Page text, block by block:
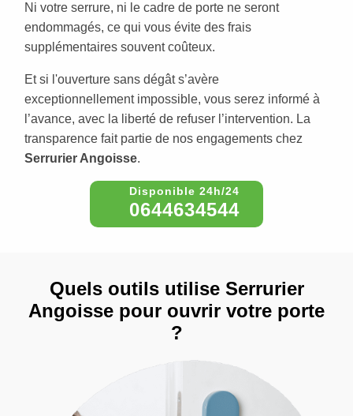
Ni votre serrure, ni le cadre de porte ne seront
endommagés, ce qui vous évite des frais
supplémentaires souvent coûteux.
Et si l'ouverture sans dégât s’avère
exceptionnellement impossible, vous serez informé à
l’avance, avec la liberté de refuser l’intervention. La
transparence fait partie de nos engagements chez
Serrurier Angoisse.
0644634544
Quels outils utilise Serrurier
Angoisse pour ouvrir votre porte
?